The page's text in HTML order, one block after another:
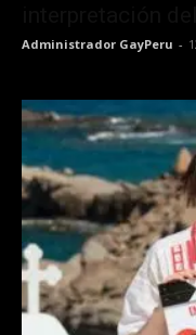
Administrador GayPeru -